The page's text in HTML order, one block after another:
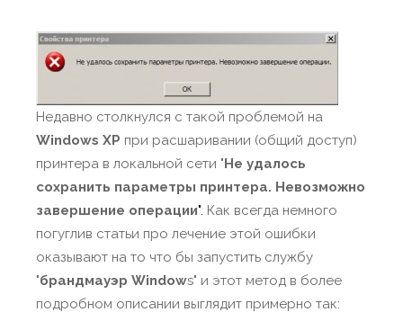
Недавно столкнулся с такой проблемой на
Windows XP при расшаривании (общий доступ)
принтера в локальной сети "Не удалось
сохранить параметры принтера. Невозможно
завершение операции". Как всегда немного
погуглив статьи про лечение этой ошибки
оказывают на то что бы запустить службу
"брандмауэр Windows" и этот метод в более
подробном описании выглядит примерно так: